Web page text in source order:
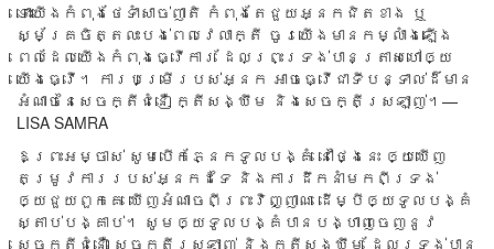
ទោះ​យើង​កំពុង​ថែ​ទាំ​សាច់​ញាតិ កំពុង​តែ​ជួយ​អ្នក​ជិត​ខាង ឬ​
ស្ម័គ្រ​ចិត្ត​លះ​បង់​ពេល​វេលា​ក្តី ចូរ​យើង​មាន​កម្លំាង​ឡើង
ពេល​ដែល​យើង​កំពុង​ធ្វើ​ការ ដែល​ព្រះ​ទ្រង់​បាន​ត្រាស​ហៅ​ឲ្យ
យើង​​​ធ្វើ។ ការ​បម្រើ​របស់​អ្នក អាច​ធ្វើ​ជា​ទី​បន្ទាល់​ដ៏​មាន​
អំណាច​នៃ​សេចក្តី​ជំនឿ ក្តី​សង្ឃឹម និង​សេចក្តី​ស្រឡាញ់​។—
LISA SAMRA
ឱព្រះអម្ចាស់ សូមបើកភ្នែកទូលបង្គំ នៅថ្ងៃនេះ ឲ្យឃើញ
តម្រូវការរបស់អ្នកដទៃ និងការដឹកនាំមកពីទ្រង់
ឲ្យជួយពួកគេ ឃើញអំណាចពីព្រះវិញ្ញាណ ដើម្បីឲ្យទូលបង្គំ
ស្តាប់បង្គាប់។ សូមឲ្យទូលបង្គំបានបង្ហាញចេញនូវ
សេចក្តីជំនឿ សេចក្តីស្រឡាញ់ និងក្តីសង្ឃឹម ដែលទ្រង់បាន